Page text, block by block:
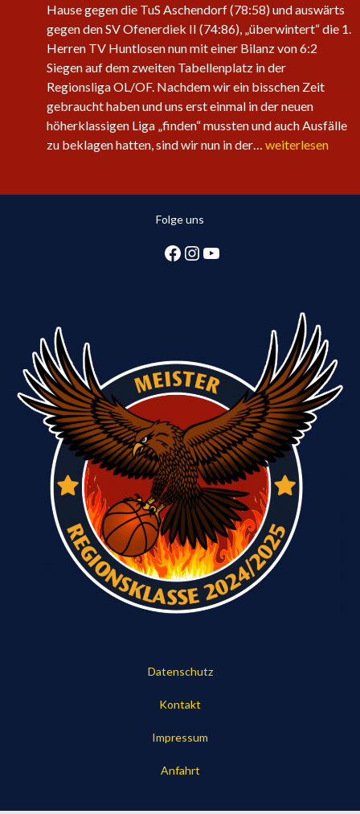
an
Fahrt
auf
Hause gegen die TuS Aschendorf (78:58) und auswärts
gegen den SV Ofenerdiek II (74:86), „überwintert“ die 1.
Herren TV Huntlosen nun mit einer Bilanz von 6:2
Siegen auf dem zweiten Tabellenplatz in der
Regionsliga OL/OF. Nachdem wir ein bisschen Zeit
gebraucht haben und uns erst einmal in der neuen
höherklassigen Liga „finden“ mussten und auch Ausfälle
zu beklagen hatten, sind wir nun in der… Sechster
sichert
2.
Tabellenplatz
in
Regionsliga
weiterlesen
Folge uns
Facebook
Instagram
YouTube
Datenschutz
Kontakt
Impressum
Anfahrt